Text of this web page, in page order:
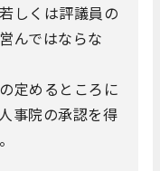
しくは評議員の
んではならな
定めるところに
事院の承認を得